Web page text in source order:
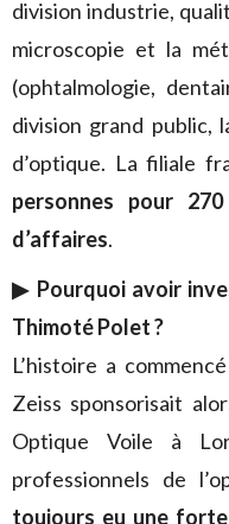
division industrie,
microscopie et la
(ophtalmologie,
division grand public,
d’optique. La filiale
personnes pour
d’affaires.
▶ Pourquoi avoir
Thimoté Polet ?
L’histoire a
Zeiss sponsorisait
Optique Voile à
professionnels de
toujours eu une